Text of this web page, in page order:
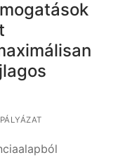
PÁLYÁZAT